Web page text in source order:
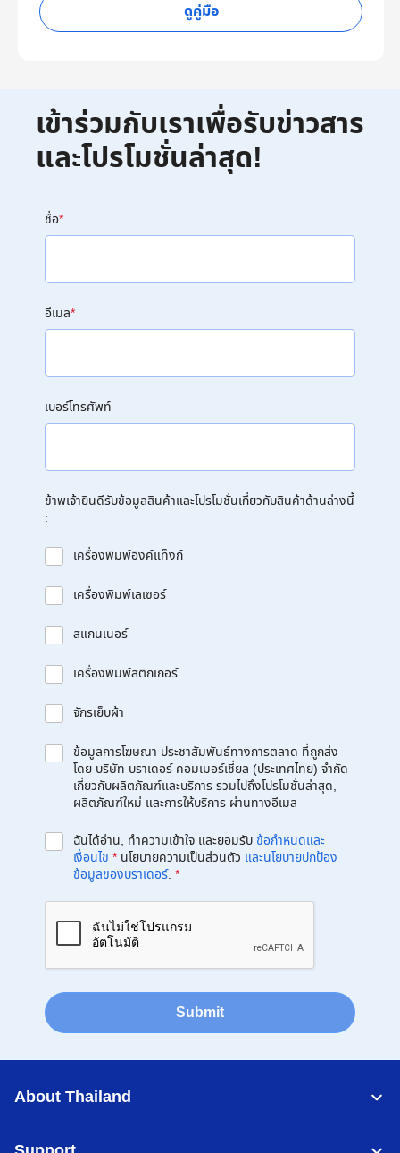
ดูคู่มือ
เข้าร่วมกับเราเพื่อรับข่าวสาร
และโปรโมชั่นล่าสุด!
ชื่อ*
อีเมล*
เบอร์โทรศัพท์
ข้าพเจ้ายินดีรับข้อมูลสินค้าและโปรโมชั่นเกี่ยวกับสินค้าด้านล่างนี้
:
เครื่องพิมพ์อิงค์แท็งก์
เครื่องพิมพ์เลเซอร์
สแกนเนอร์
เครื่องพิมพ์สติกเกอร์
จักรเย็บผ้า
ข้อมูลการโฆษณา ประชาสัมพันธ์ทางการตลาด ที่ถูกส่ง
โดย บริษัท บราเดอร์ คอมเมอร์เชี่ยล (ประเทศไทย) จำกัด
เกี่ยวกับผลิตภัณฑ์และบริการ รวมไปถึงโปรโมชั่นล่าสุด,
ผลิตภัณฑ์ใหม่ และการให้บริการ ผ่านทางอีเมล
ฉันได้อ่าน, ทำความเข้าใจ และยอมรับข้อกำหนดและ
เงื่อนไข * นโยบายความเป็นส่วนตัว และนโยบายปกป้อง
ข้อมูลของบราเดอร์. *
Submit
About Thailand